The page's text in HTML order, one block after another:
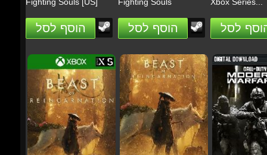
-31%
₪283.75
₪196.60 -26%
₪283.75
₪208.85 -32%